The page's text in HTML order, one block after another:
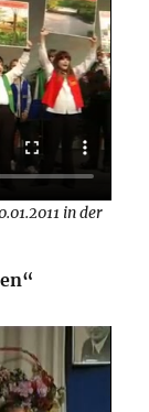
in der